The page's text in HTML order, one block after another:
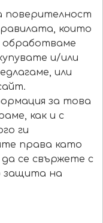
поверителност
които
обработваме
и/или
или
за това
как и с
ги
права като
се свържете с
защита на